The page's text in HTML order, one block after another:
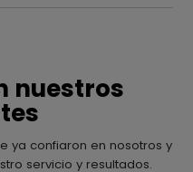
nuestros
ya confiaron en nosotros y
servicio y resultados.